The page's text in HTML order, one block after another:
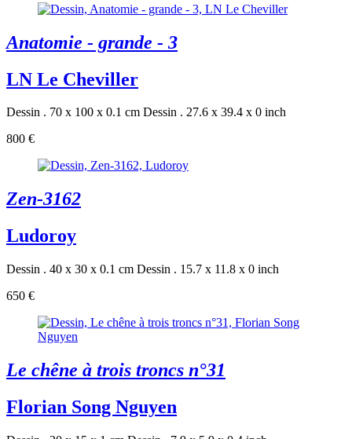
Anatomie - grande - 3
LN Le Cheviller
Dessin . 70 x 100 x 0.1 cm Dessin . 27.6 x 39.4 x 0 inch
800 €
Zen-3162
Ludoroy
Dessin . 40 x 30 x 0.1 cm Dessin . 15.7 x 11.8 x 0 inch
650 €
Le chêne à trois troncs n°31
Florian Song Nguyen